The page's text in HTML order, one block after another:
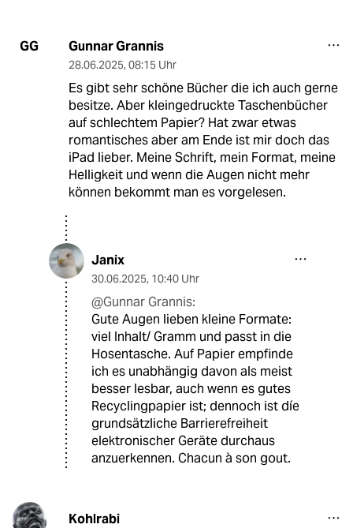
GG Gunnar Grannis
28.06.2025, 08:15 Uhr
Es gibt sehr schöne Bücher die ich auch gerne
besitze. Aber kleingedruckte Taschenbücher
auf schlechtem Papier? Hat zwar etwas
romantisches aber am Ende ist mir doch das
iPad lieber. Meine Schrift, mein Format, meine
Helligkeit und wenn die Augen nicht mehr
können bekommt man es vorgelesen.
Janix
30.06.2025, 10:40 Uhr
@Gunnar Grannis:
Gute Augen lieben kleine Formate:
viel Inhalt/ Gramm und passt in die
Hosentasche. Auf Papier empfinde
ich es unabhängig davon als meist
besser lesbar, auch wenn es gutes
Recyclingpapier ist; dennoch ist díe
grundsätzliche Barrierefreiheit
elektronischer Geräte durchaus
anzuerkennen. Chacun à son gout.
Kohlrabi